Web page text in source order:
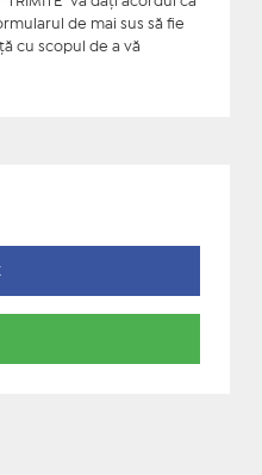
de mai sus să fie
cu scopul de a vă